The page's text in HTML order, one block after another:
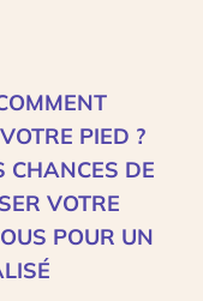
PIED ?
CHANCES DE
VOTRE
POUR UN